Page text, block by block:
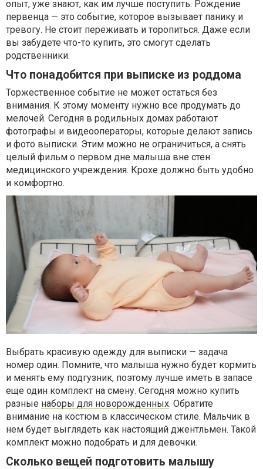
опыт, уже знают, как им лучше поступить. Рождение
первенца — это событие, которое вызывает панику и
тревогу. Не стоит переживать и торопиться. Даже если
вы забудете что-то купить, это смогут сделать
родственники.
Что понадобится при выписке из роддома
Торжественное событие не может остаться без
внимания. К этому моменту нужно все продумать до
мелочей. Сегодня в родильных домах работают
фотографы и видеооператоры, которые делают запись
и фото выписки. Этим можно не ограничиться, а снять
целый фильм о первом дне малыша вне стен
медицинского учреждения. Крохе должно быть удобно
и комфортно.
Выбрать красивую одежду для выписки — задача
номер один. Помните, что малыша нужно будет кормить
и менять ему подгузник, поэтому лучше иметь в запасе
еще один комплект на смену. Сегодня можно купить
разные наборы для новорожденных. Обратите
внимание на костюм в классическом стиле. Мальчик в
нем будет выглядеть как настоящий джентльмен. Такой
комплект можно подобрать и для девочки.
Сколько вещей подготовить малышу